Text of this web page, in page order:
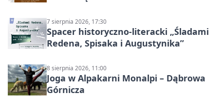
7 sierpnia 2026, 17:30
Spacer historyczno-literacki „Śladami
Redena, Spisaka i Augustynika”
8 sierpnia 2026, 11:00
Joga w Alpakarni Monalpi – Dąbrowa
Górnicza